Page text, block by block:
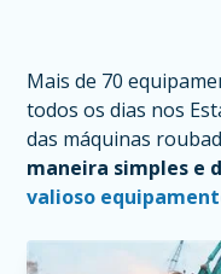
Mais de 70
todos os dias nos
das máquinas
maneira simples e
valioso